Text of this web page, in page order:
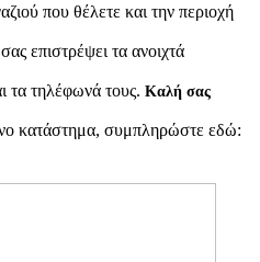
που θέλετε και την περιοχή
επιστρέψει τα ανοιχτά
τα τηλέφωνά τους. Καλή σας
κατάστημα, συμπληρώστε εδώ: